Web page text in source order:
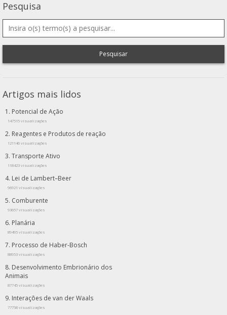
Pesquisa
Pesquisar
Artigos mais lidos
Potencial de Ação
147515 visualizações
Reagentes e Produtos de reação
121146 visualizações
Transporte Ativo
118423 visualizações
Lei de Lambert–Beer
96921 visualizações
Comburente
93657 visualizações
Planária
89495 visualizações
Processo de Haber-Bosch
88953 visualizações
Desenvolvimento Embrionário dos
Animais
87745 visualizações
Interações de van der Waals
77758 visualizações